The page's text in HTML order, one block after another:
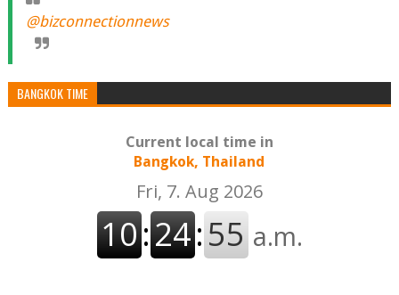
@bizconnectionnews
BANGKOK TIME
Current local time in
Bangkok, Thailand